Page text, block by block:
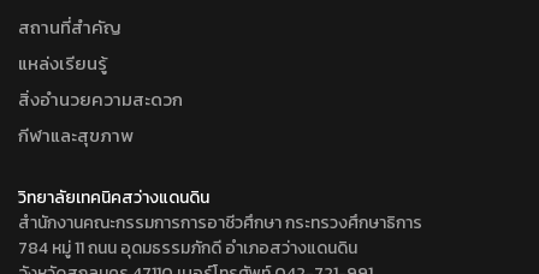
สถานที่สำคัญ
แหล่งเรียนรู้
สิ่งอำนวยความสะดวก
กีฬาและสุขภาพ
วิทยาลัยเทคนิคสว่างแดนดิน
สำนักงานคณะกรรมการการอาชีวศึกษา กระทรวงศึกษาธิการ
784 หมู่ 11 ถนน อุดมธรรมภักดี อำเภอสว่างแดนดิน